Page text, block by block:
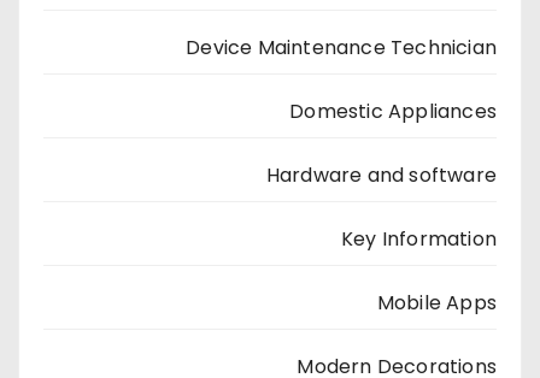
Device Maintenance Technician
Domestic Appliances
Hardware and software
Key Information
Mobile Apps
Modern Decorations